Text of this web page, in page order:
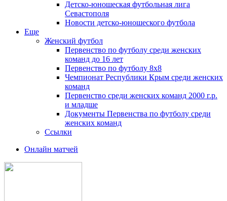
Детско-юношеская футбольная лига
Севастополя
Новости детско-юношеского футбола
Еще
Женский футбол
Первенство по футболу среди женских
команд до 16 лет
Первенство по футболу 8х8
Чемпионат Республики Крым среди женских
команд
Первенство среди женских команд 2000 г.р.
и младше
Документы Первенства по футболу среди
женских команд
Ссылки
Онлайн матчей